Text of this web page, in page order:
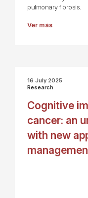
pulmonary fibrosis.
Ver más
16 July 2025
Research
Cognitive
cancer: an
with new